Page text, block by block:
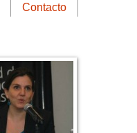
Contacto